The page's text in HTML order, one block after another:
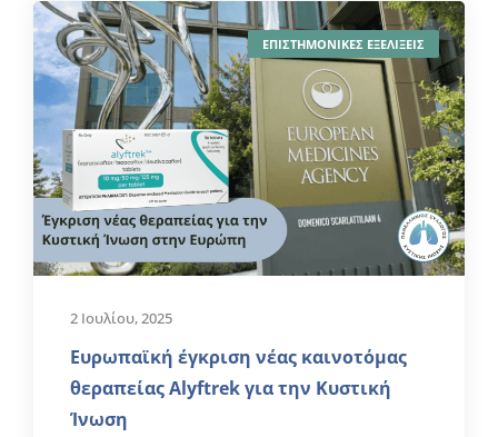
ΕΠΙΣΤΗΜΟΝΙΚΕΣ ΕΞΕΛΙΞΕΙΣ
2 Ιουλίου, 2025
Ευρωπαϊκή έγκριση νέας καινοτόμας
θεραπείας Alyftrek για την Κυστική
Ίνωση